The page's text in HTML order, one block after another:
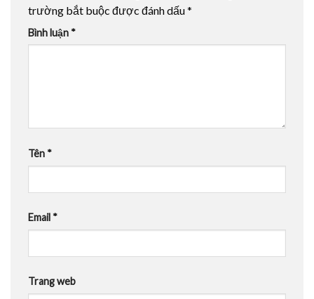
trường bắt buộc được đánh dấu*
Bình luận *
Tên *
Email *
Trang web